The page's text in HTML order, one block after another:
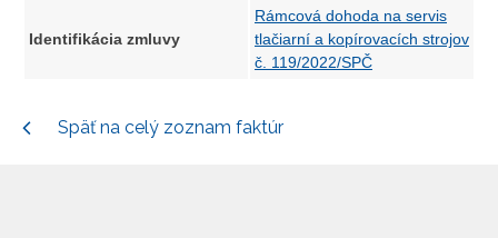
Identifikácia zmluvy
Rámcová dohoda na servis
tlačiarní a kopírovacích strojov
č. 119/2022/SPČ
Späť na celý zoznam faktúr